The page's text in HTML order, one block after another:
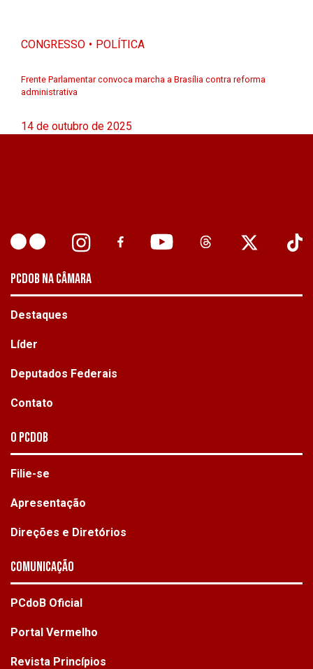
CONGRESSO POLÍTICA
Frente Parlamentar convoca marcha a Brasília contra reforma
administrativa
14 de outubro de 2025
PCDOB NA CÂMARA
Destaques
Líder
Deputados Federais
Contato
O PCdoB
Filie-se
Apresentação
Direções e Diretórios
Comunicação
PCdoB Oficial
Portal Vermelho
Revista Princípios